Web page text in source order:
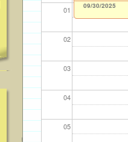
01
02
03
04
05
12/31/2027
09/30/2025